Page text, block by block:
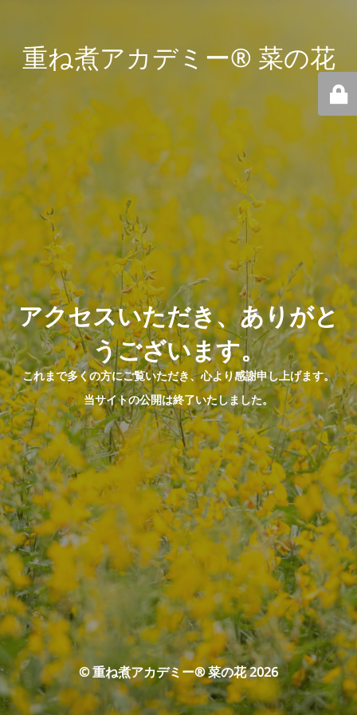
重ね煮アカデミー® 菜の花
アクセスいただき、ありがと
うございます。
これまで多くの方にご覧いただき、心より感謝申し上げます。
当サイトの公開は終了いたしました。
© 重ね煮アカデミー® 菜の花 2026